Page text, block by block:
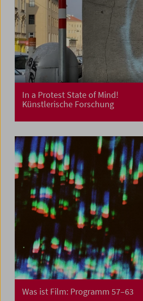
In a Protest State of Mind!
Künstlerische Forschung
Was ist Film: Programm 57–63